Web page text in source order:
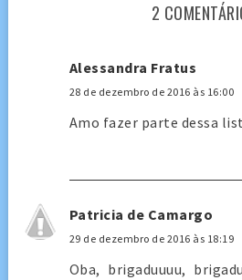
2
Alessandra Fratus
28 de dezembro de 2016 às 16:00
Amo fazer parte dessa
Patricia de Camargo
29 de dezembro de 2016 às 18:19
Oba, brigaduuuu,